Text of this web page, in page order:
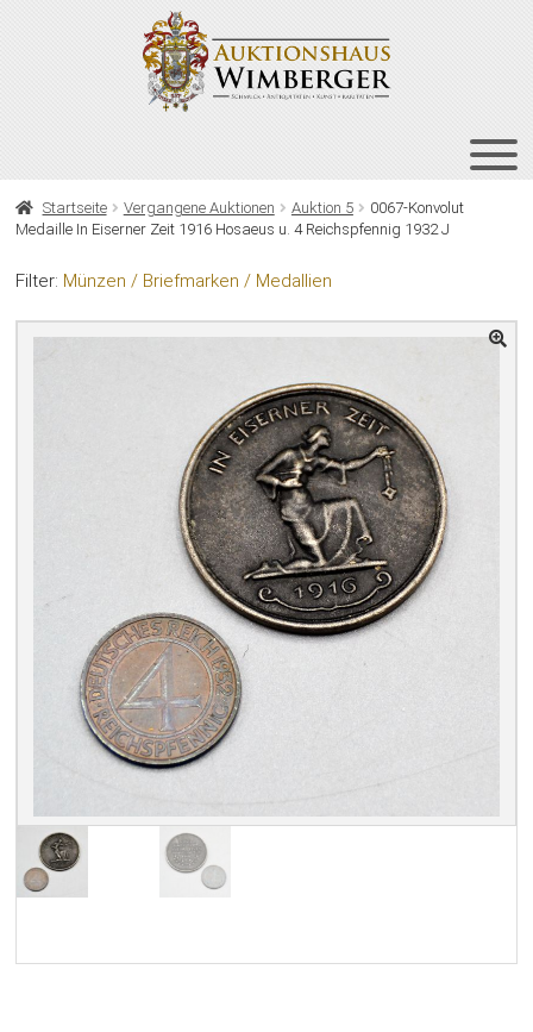
HOME
Startseite Vergangene Auktionen Auktion 5
0067-Konvolut
Medaille In Eiserner Zeit 1916 Hosaeus u. 4 Reichspfennig 1932 J
Filter: Münzen / Briefmarken / Medallien